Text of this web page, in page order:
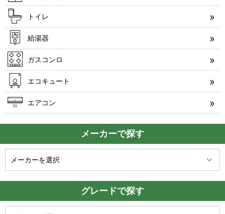
トイレ
給湯器
ガスコンロ
エコキュート
エアコン
メーカーで探す
グレードで探す